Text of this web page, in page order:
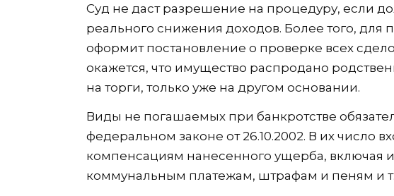
Суд не даст разрешение на процедуру, если
реального снижения доходов. Более того, для
оформит постановление о проверке всех
окажется, что имущество распродано
на торги, только уже на другом основании.
Виды не погашаемых при банкротстве
федеральном законе от 26.10.2002. В их число
компенсациям нанесенного ущерба, включая
коммунальным платежам, штрафам и пеням и